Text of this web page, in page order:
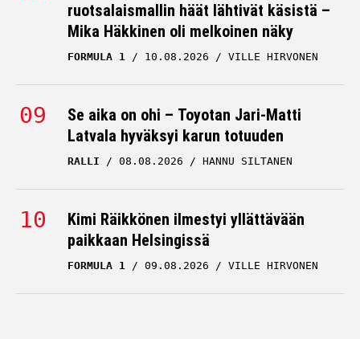
ruotsalaismallin häät lähtivät käsistä –
Mika Häkkinen oli melkoinen näky
FORMULA 1 10.08.2026 VILLE HIRVONEN
Se aika on ohi – Toyotan Jari-Matti
Latvala hyväksyi karun totuuden
RALLI 08.08.2026 HANNU SILTANEN
Kimi Räikkönen ilmestyi yllättävään
paikkaan Helsingissä
FORMULA 1 09.08.2026 VILLE HIRVONEN